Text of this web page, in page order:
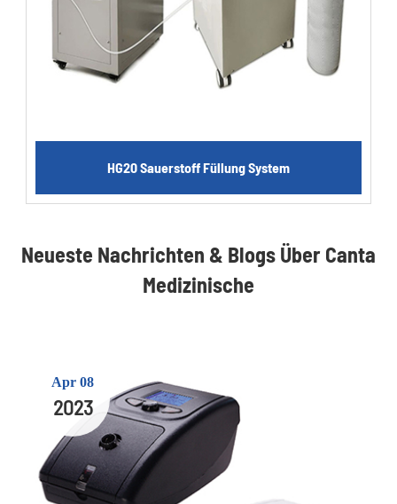
HG20 Sauerstoff Füllung System
Neueste Nachrichten & Blogs Über Canta
Medizinische
Apr 08
2023